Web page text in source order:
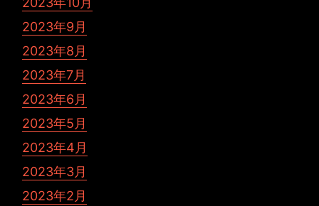
2023年9月
2023年8月
2023年7月
2023年6月
2023年5月
2023年4月
2023年3月
2023年2月